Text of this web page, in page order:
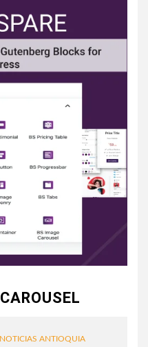
NOTICIAS ANTIOQUIA